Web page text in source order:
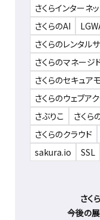
さくらインターネ
さくらのAI
さくらのレンタル
さくらのマネージ
さくらのセキュア
さくらのウェブア
さぶりこ
さくら
さくらのクラウド
sakura.io
SSL
さく
今後の